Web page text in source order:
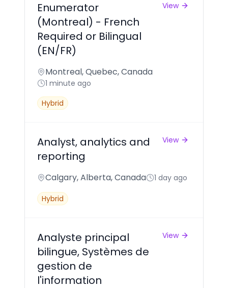
Enumerator
(Montreal) - French
Required or Bilingual
(EN/FR)
View
Montreal, Quebec, Canada
1 minute ago
Hybrid
Analyst, analytics and
reporting
View
Calgary, Alberta, Canada 1 day ago
Hybrid
Analyste principal
bilingue, Systèmes de
gestion de
l'information
View